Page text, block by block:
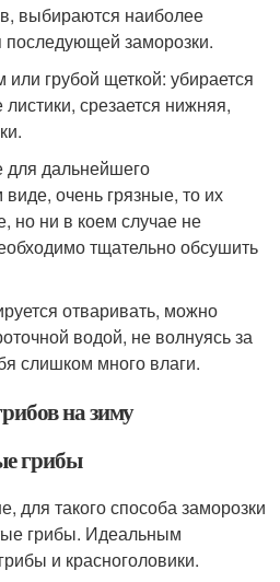
выбираются наиболее
последующей заморозки.
грубой щеткой: убирается
срезается нижняя,
для дальнейшего
очень грязные, то их
но ни в коем случае не
тщательно обсушить
отваривать, можно
водой, не волнуясь за
слишком много влаги.
на зиму
грибы
для такого способа заморозки
грибы. Идеальным
и красноголовики.